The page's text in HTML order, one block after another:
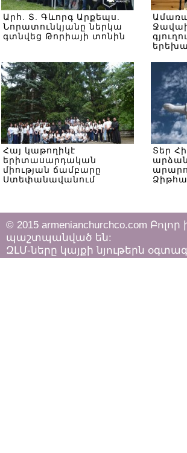
Արհ. Տ. Գևորգ Արքեպս.
Նորատունկյանը ներկա
գտնվեց Թորիայի տոնին
Հայ կաթողիկէ
երիտասարդական
միության ճամբարը
Ստեփանավանում
Տեր
© 2015 armenianchurchco.com
պաշտպանված են:
ԶԼՄ-ները կայքի նյութերն